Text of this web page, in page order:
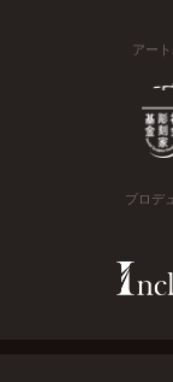
アー
プロデ